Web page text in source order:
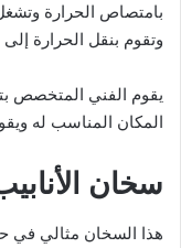
بامتصاص الحرارة
وتقوم بنقل الحرارة
يقوم الفني المتخصص
المكان المناسب له
سخان
هذا السخان مثالي في